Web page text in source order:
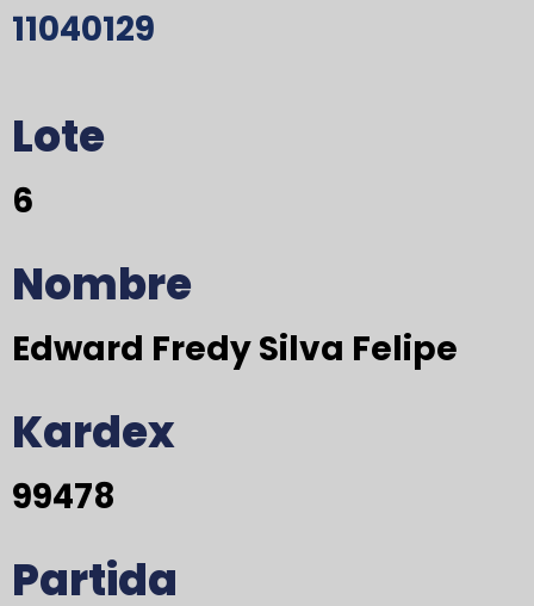
11040129
Lote
6
Nombre
Edward Fredy Silva Felipe
Kardex
99478
Partida